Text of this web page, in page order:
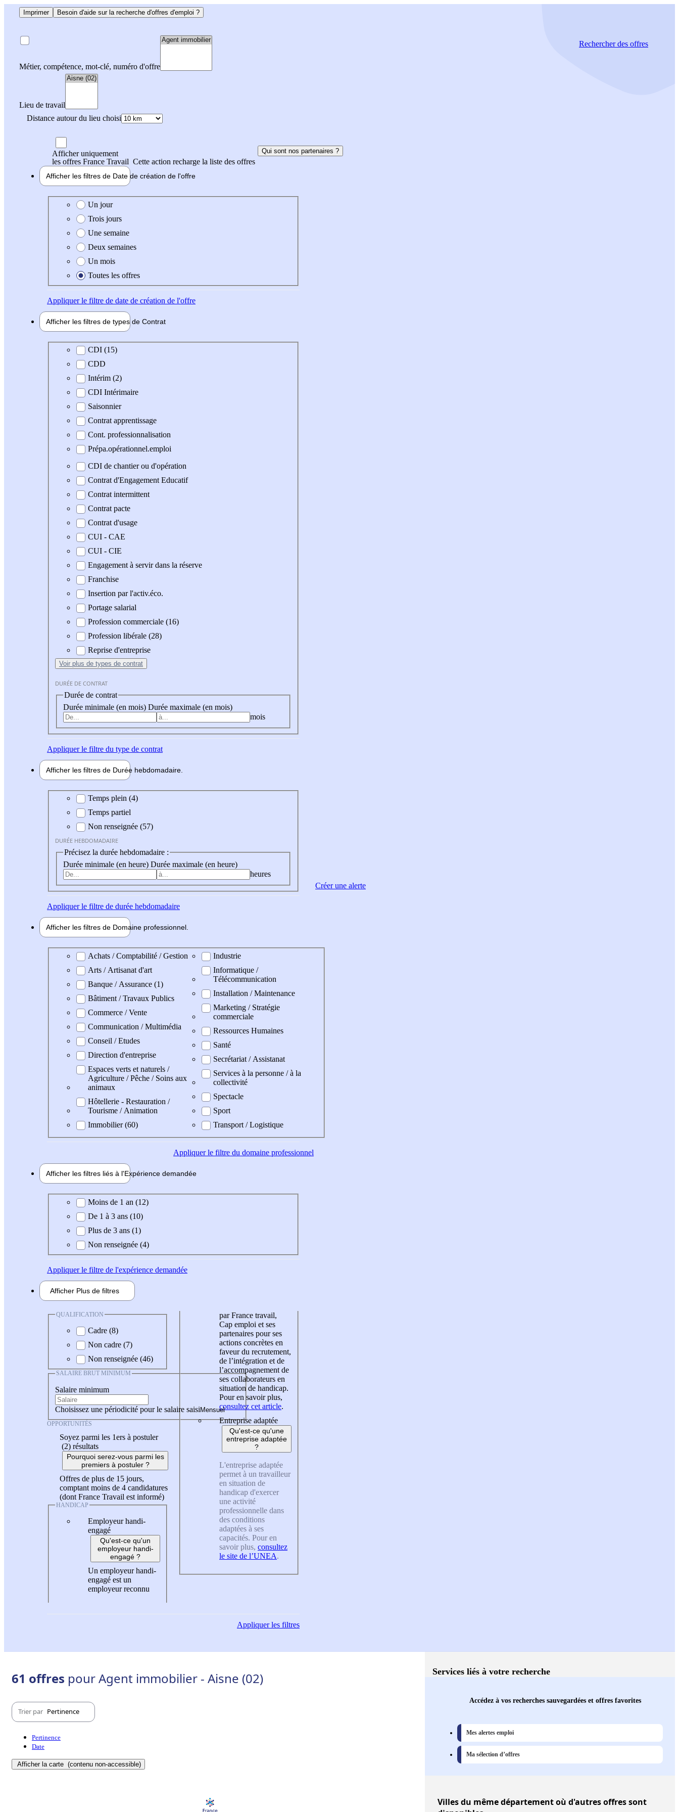
Imprimer Besoin d'aide sur la recherche d'offres d'emploi ?
Métier, compétence, mot-clé, numéro d'offre
Lieu de travail
Distance autour du lieu choisi
Rechercherdes offres
Afficher uniquement
les offres France Travail Cette action recharge la liste des offres
Qui sont nos partenaires ?
Afficher les filtres de Date de création de l'offre
Date de création de l'offre
Un jour
Trois jours
Une semaine
Deux semaines
Un mois
Toutes les offres
Appliquerle filtre de date de création de l'offre
Afficher les filtres de types de Contrat
Type de contratCDI (15)
CDD
Intérim (2)
CDI Intérimaire
Saisonnier
Contrat apprentissage
Cont. professionnalisation
Prépa.opérationnel.emploi
CDI de chantier ou d'opération
Contrat d'Engagement Educatif
Contrat intermittent
Contrat pacte
Contrat d'usage
CUI - CAE
CUI - CIE
Engagement à servir dans la réserve
Franchise
Insertion par l'activ.éco.
Portage salarial
Profession commerciale (16)
Profession libérale (28)
Reprise d'entreprise
Voir plus de types de contrat
DURÉE DE CONTRAT
Durée de contrat
Durée minimale (en mois) Durée maximale (en mois)
mois
Appliquerle filtre du type de contrat
Afficher les filtres de Durée hebdomadaire
Durée hebdomadaire
Temps plein (4)
Temps partiel
Non renseignée (57)
DURÉE HEBDOMADAIRE
Précisez la durée hebdomadaire :
Durée minimale (en heure) Durée maximale (en heure)
heures
Appliquerle filtre de durée hebdomadaire
Afficher les filtres de Domaine professionnel
Domaine professionel
Achats / Comptabilité / Gestion
Arts / Artisanat d'art
Banque / Assurance (1)
Bâtiment / Travaux Publics
Commerce / Vente
Communication / Multimédia
Conseil / Etudes
Direction d'entreprise
Espaces verts et naturels /
Agriculture / Pêche / Soins aux
animaux
Hôtellerie - Restauration /
Tourisme / Animation
Immobilier (60)
Industrie
Informatique /
Télécommunication
Installation / Maintenance
Marketing / Stratégie
commerciale
Ressources Humaines
Santé
Secrétariat / Assistanat
Services à la personne / à la
collectivité
Spectacle
Sport
Transport / Logistique
Appliquerle filtre du domaine professionnel
Afficher les filtres liés à l'Expérience demandée
Expérience demandée
Moins de 1 an (12)
De 1 à 3 ans (10)
Plus de 3 ans (1)
Non renseignée (4)
Appliquerle filtre de l'expérience demandée
Afficher Plus de filtres
QUALIFICATION
Cadre (8)
Non cadre (7)
Non renseignée (46)
SALAIRE BRUT MINIMUM
Salaire minimum
Choisissez une périodicité pour le salaire saisi
OPPORTUNITÉS
Soyez parmi les 1ers à postuler
(2) résultats
Pourquoi serez-vous parmi les
premiers à postuler ?
Offres de plus de 15 jours,
comptant moins de 4 candidatures
(dont France Travail est informé)
HANDICAP
Employeur handi-
engagé
Qu'est-ce qu'un
employeur handi-
engagé ?
Un employeur handi-
engagé est un
employeur reconnu
par France travail,
Cap emploi et ses
partenaires pour ses
actions concrètes en
faveur du recrutement,
de l’intégration et de
l’accompagnement de
ses collaborateurs en
situation de handicap.
Pour en savoir plus,
consultez cet article.
Entreprise adaptée
Qu'est-ce qu'une
entreprise adaptée
?
L'entreprise adaptée
permet à un travailleur
en situation de
handicap d'exercer
une activité
professionnelle dans
des conditions
adaptées à ses
capacités. Pour en
savoir plus, consultez
le site de l’UNEA.
Appliquerles filtres
Créer une alerte
61 offres pour Agent immobilier - Aisne (02)
Trier par Pertinence
Pertinence
Date
Afficher la carte (contenu non-accessible)
Services liés à votre recherche
Accédez à vos recherches sauvegardées et offres favorites
Mes alertes emploi
Ma sélection d’offres
Villesdu même département où d'autres offres sont